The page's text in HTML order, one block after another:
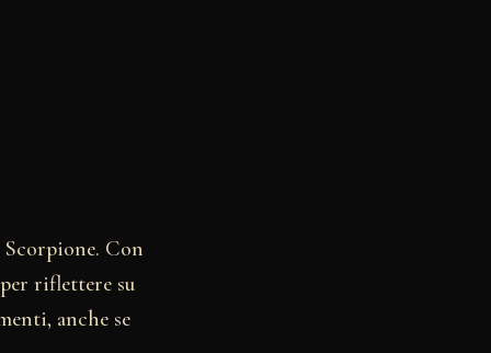
Con
riflettere su
anche se